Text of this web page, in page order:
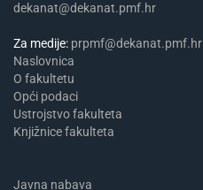
dekanat@dekanat.pmf.hr
Za medije: prpmf@dekanat.pmf.hr
Naslovnica
​​​O fakultetu
Opći podaci
Ustrojstvo fakulteta
Knjižnice fakulteta
Javna nabava